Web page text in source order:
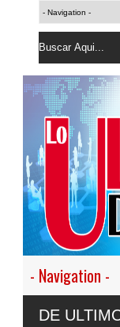
DE
empeño de